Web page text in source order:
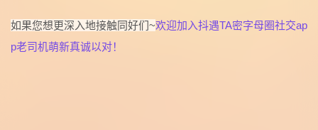
如果您想更深入地接触同好们~欢迎加入抖遇TA密字母圈社交ap
p老司机萌新真诚以对！